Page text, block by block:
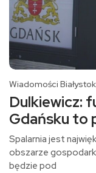
Wiadomości Białystok
Dulkiewicz:
Gdańsku to
Spalarnia jest
obszarze
będzie pod